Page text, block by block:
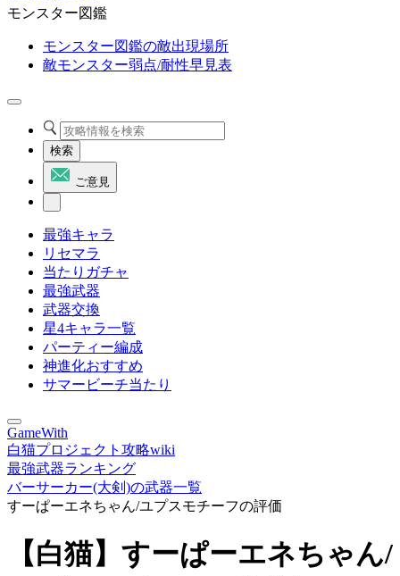
モンスター図鑑
モンスター図鑑の敵出現場所
敵モンスター弱点/耐性早見表
検索
ご意見
最強キャラ
リセマラ
当たりガチャ
最強武器
武器交換
星4キャラ一覧
パーティー編成
神進化おすすめ
サマービーチ当たり
GameWith
白猫プロジェクト攻略wiki
最強武器ランキング
バーサーカー(大剣)の武器一覧
すーぱーエネちゃん/ユプスモチーフの評価
【白猫】すーぱーエネちゃん/